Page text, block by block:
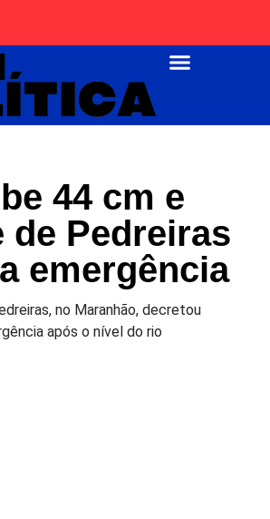
44 cm e
de Pedreiras
emergência
no Maranhão, decretou
após o nível do rio